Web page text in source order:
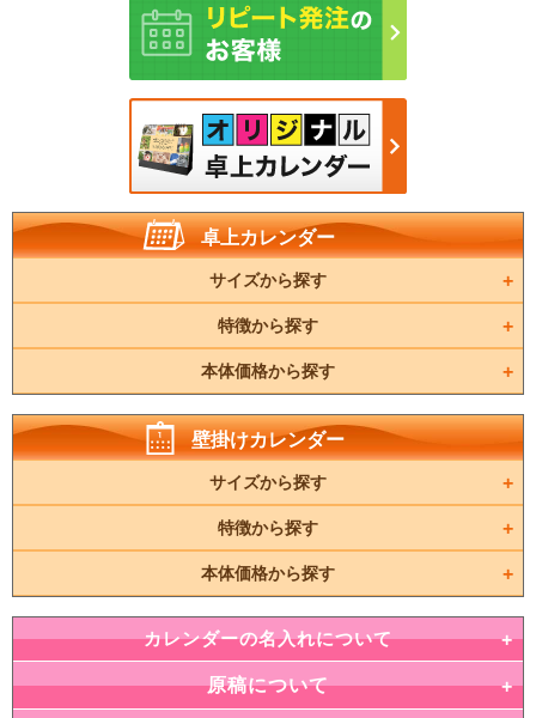
卓上カレンダー
サイズから探す
特徴から探す
本体価格から探す
壁掛けカレンダー
サイズから探す
特徴から探す
本体価格から探す
カレンダーの名入れについて
原稿について